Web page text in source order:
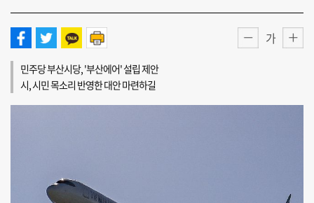
가
민주당 부산시당, '부산에어' 설립 제안
시, 시민 목소리 반영한 대안 마련하길